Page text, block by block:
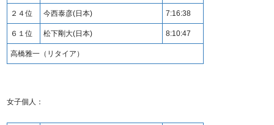
２４位 今西泰彦(日本) 7:16:38
６１位 松下剛大(日本) 8:10:47
高橋雅一（リタイア）
女子個人：